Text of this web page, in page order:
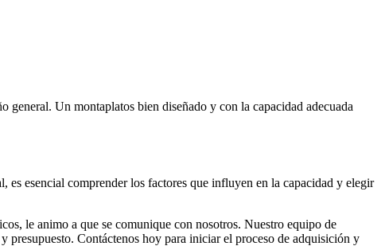
general. Un montaplatos bien diseñado y con la capacidad adecuada
esencial comprender los factores que influyen en la capacidad y elegir
le animo a que se comunique con nosotros. Nuestro equipo de
presupuesto. Contáctenos hoy para iniciar el proceso de adquisición y